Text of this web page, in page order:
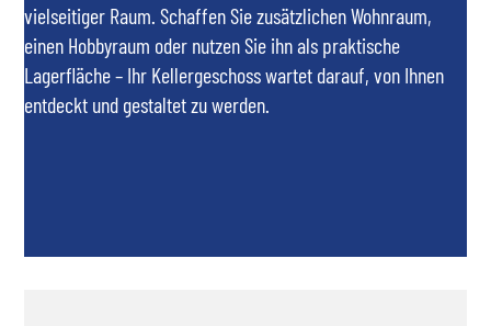
vielseitiger Raum. Schaffen Sie zusätzlichen Wohnraum,
einen Hobbyraum oder nutzen Sie ihn als praktische
Lagerfläche – Ihr Kellergeschoss wartet darauf, von Ihnen
entdeckt und gestaltet zu werden.